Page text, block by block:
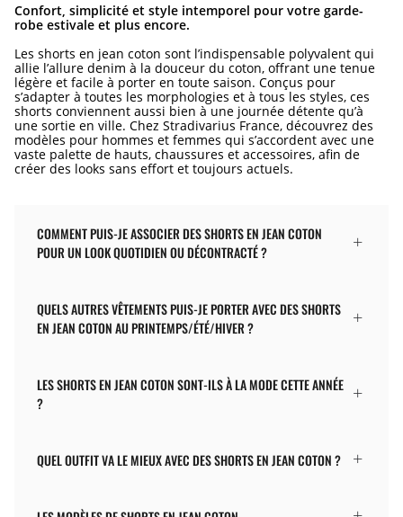
Confort, simplicité et style intemporel pour votre garde-
robe estivale et plus encore.
Les shorts en jean coton sont l’indispensable polyvalent qui
allie l’allure denim à la douceur du coton, offrant une tenue
légère et facile à porter en toute saison. Conçus pour
s’adapter à toutes les morphologies et à tous les styles, ces
shorts conviennent aussi bien à une journée détente qu’à
une sortie en ville. Chez Stradivarius France, découvrez des
modèles pour hommes et femmes qui s’accordent avec une
vaste palette de hauts, chaussures et accessoires, afin de
créer des looks sans effort et toujours actuels.
COMMENT PUIS-JE ASSOCIER DES SHORTS EN JEAN COTON
POUR UN LOOK QUOTIDIEN OU DÉCONTRACTÉ ?
QUELS AUTRES VÊTEMENTS PUIS-JE PORTER AVEC DES SHORTS
EN JEAN COTON AU PRINTEMPS/ÉTÉ/HIVER ?
LES SHORTS EN JEAN COTON SONT-ILS À LA MODE CETTE ANNÉE
?
QUEL OUTFIT VA LE MIEUX AVEC DES SHORTS EN JEAN COTON ?